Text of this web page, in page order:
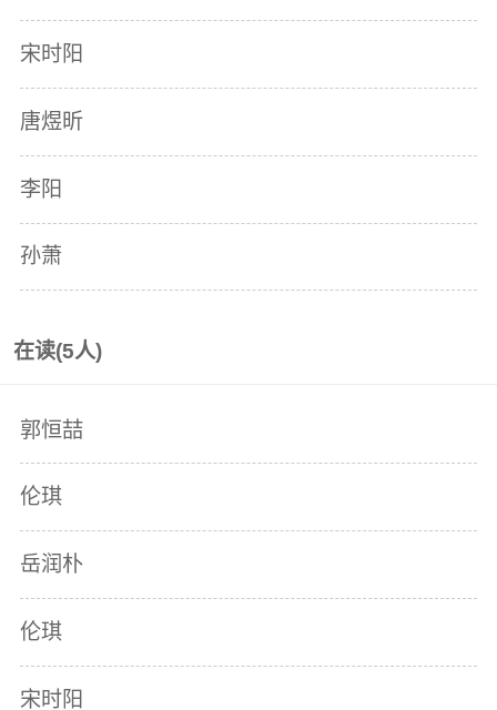
宋时阳
唐煜昕
李阳
孙萧
在读(5人)
郭恒喆
伦琪
岳润朴
伦琪
宋时阳